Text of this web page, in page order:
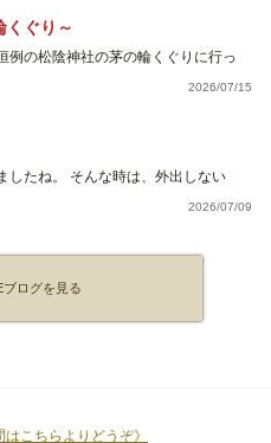
ぐり～
例の松陰神社の茅の輪くぐりに行っ
2026/07/15
したね。 そんな時は、外出しない
2026/07/09
ブログを見る
はこちらよりどうぞ》